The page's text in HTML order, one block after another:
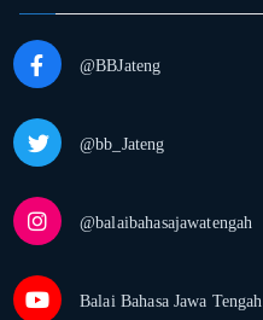
@BBJateng
@bb_Jateng
@balaibahasajawatengah
Balai Bahasa Jawa Tengah